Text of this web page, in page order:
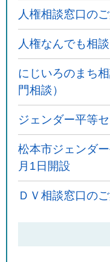
人権相談窓口の
人権なんでも相談
にじいろのまち
門相談）
ジェンダー平等
松本市ジェンダ
月1日開設
ＤＶ相談窓口の